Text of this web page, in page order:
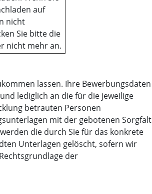
auf
nicht
Sie bitte die
nicht mehr an.
lassen. Ihre Bewerbungsdaten
lediglich an die für die jeweilige
betrauten Personen
mit der gebotenen Sorgfalt
die durch Sie für das konkrete
Unterlagen gelöscht, sofern wir
der